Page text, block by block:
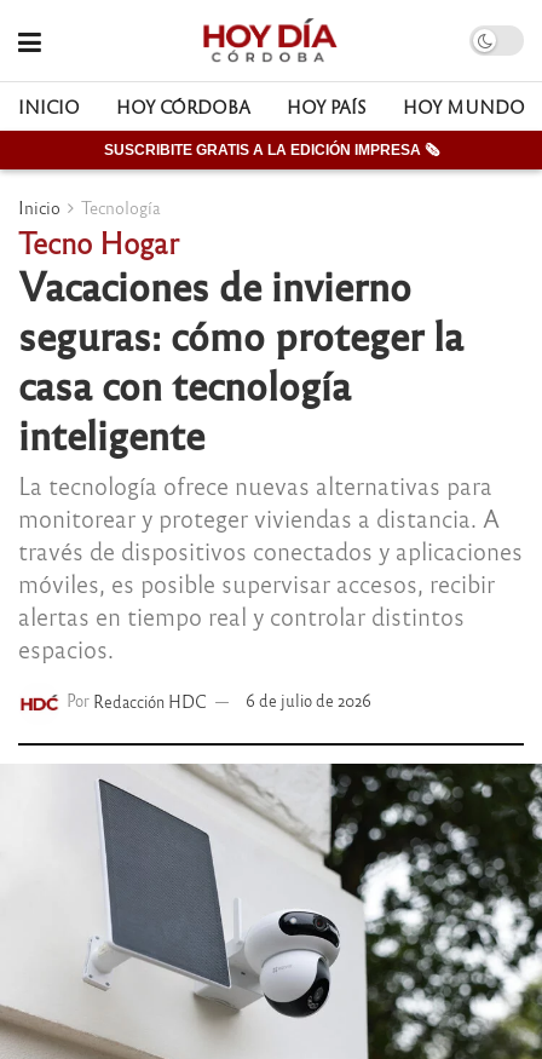
INICIO HOY CÓRDOBA HOY PAÍS HOY MUNDO
SUSCRIBITE GRATIS A LA EDICIÓN IMPRESA 🗞
Inicio Tecnología
Tecno Hogar
Vacaciones de invierno
seguras: cómo proteger la
casa con tecnología
inteligente
La tecnología ofrece nuevas alternativas para
monitorear y proteger viviendas a distancia. A
través de dispositivos conectados y aplicaciones
móviles, es posible supervisar accesos, recibir
alertas en tiempo real y controlar distintos
espacios.
Por Redacción HDC 6 de julio de 2026